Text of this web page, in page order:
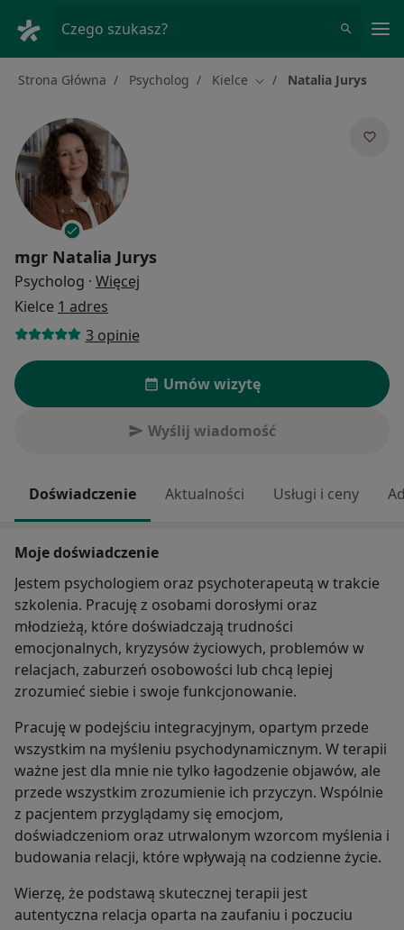
Czego szukasz?
Strona Główna Psycholog Kielce Zmień miasto
Natalia Jurys
mgr Natalia Jurys
Psycholog · Więcej
Kielce 1 adres
3 opinie
Umów wizytę
Wyślij wiadomość
Doświadczenie Aktualności Usługi i ceny
Moje doświadczenie
Jestem psychologiem oraz psychoterapeutą w trakcie
szkolenia. Pracuję z osobami dorosłymi oraz
młodzieżą, które doświadczają trudności
emocjonalnych, kryzysów życiowych, problemów w
relacjach, zaburzeń osobowości lub chcą lepiej
zrozumieć siebie i swoje funkcjonowanie.
Pracuję w podejściu integracyjnym, opartym przede
wszystkim na myśleniu psychodynamicznym. W terapii
ważne jest dla mnie nie tylko łagodzenie objawów, ale
przede wszystkim zrozumienie ich przyczyn. Wspólnie
z pacjentem przyglądamy się emocjom,
doświadczeniom oraz utrwalonym wzorcom myślenia i
budowania relacji, które wpływają na codzienne życie.
Wierzę, że podstawą skutecznej terapii jest
autentyczna relacja oparta na zaufaniu i poczuciu